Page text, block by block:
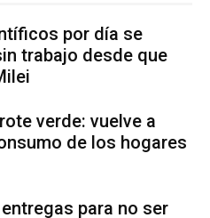
por día se
trabajo desde que
verde: vuelve a
de los hogares
para no ser